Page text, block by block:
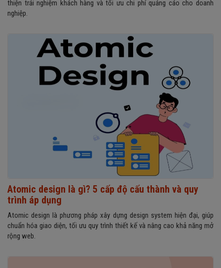
thiện trải nghiệm khách hàng và tối ưu chi phí quảng cáo cho doanh
nghiệp.
Atomic design là gì? 5 cấp độ cấu thành và quy
trình áp dụng
Atomic design là phương pháp xây dựng design system hiện đại, giúp
chuẩn hóa giao diện, tối ưu quy trình thiết kế và nâng cao khả năng mở
rộng web.